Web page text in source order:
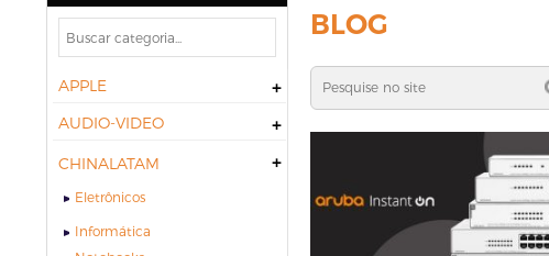
BLOG
APPLE
AUDIO-VIDEO
CHINALATAM
Eletrônicos
Informática